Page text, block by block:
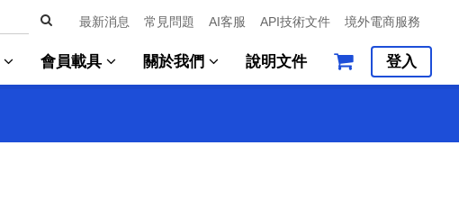
最新消息 常見問題 AI客服 API技術文件 境外電商服務
會員載具 關於我們 說明文件 登入